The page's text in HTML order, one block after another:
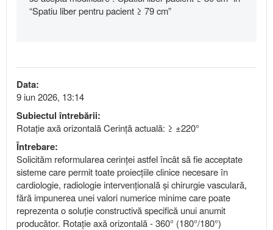
“Spatiu liber pentru pacient ≥ 79 cm”
Data:
9 iun 2026, 13:14
Subiectul întrebării:
Rotație axă orizontală Cerință actuală: ≥ ±220°
Întrebare:
Solicităm reformularea cerinței astfel încât să fie acceptate
sisteme care permit toate proiecțiile clinice necesare în
cardiologie, radiologie intervențională și chirurgie vasculară,
fără impunerea unei valori numerice minime care poate
reprezenta o soluție constructivă specifică unui anumit
producător. Rotație axă orizontală - 360° (180°/180°)